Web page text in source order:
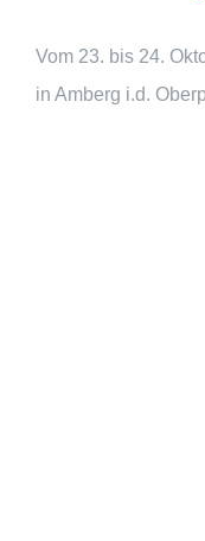
Vom 23. bis 24.
in Amberg i.d.